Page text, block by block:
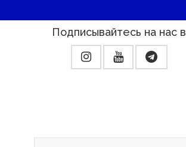
Подписывайтесь на нас в